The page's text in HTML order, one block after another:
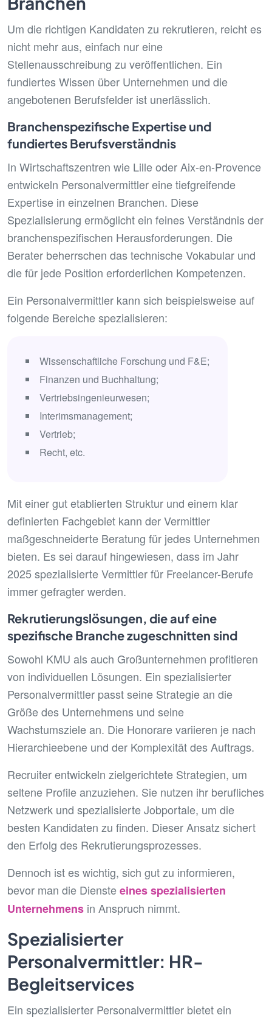
Um die richtigen Kandidaten zu rekrutieren, reicht es
nicht mehr aus, einfach nur eine
Stellenausschreibung zu veröffentlichen. Ein
fundiertes Wissen über Unternehmen und die
angebotenen Berufsfelder ist unerlässlich.
Branchenspezifische Expertise und
fundiertes Berufsverständnis
In Wirtschaftszentren wie Lille oder Aix-en-Provence
entwickeln Personalvermittler eine tiefgreifende
Expertise in einzelnen Branchen. Diese
Spezialisierung ermöglicht ein feines Verständnis der
branchenspezifischen Herausforderungen. Die
Berater beherrschen das technische Vokabular und
die für jede Position erforderlichen Kompetenzen.
Ein Personalvermittler kann sich beispielsweise auf
folgende Bereiche spezialisieren:
Wissenschaftliche Forschung und F&E;
Finanzen und Buchhaltung;
Vertriebsingenieurwesen;
Interimsmanagement;
Vertrieb;
Recht, etc.
Mit einer gut etablierten Struktur und einem klar
definierten Fachgebiet kann der Vermittler
maßgeschneiderte Beratung für jedes Unternehmen
bieten. Es sei darauf hingewiesen, dass im Jahr
2025 spezialisierte Vermittler für Freelancer-Berufe
immer gefragter werden.
Rekrutierungslösungen, die auf eine
spezifische Branche zugeschnitten sind
Sowohl KMU als auch Großunternehmen profitieren
von individuellen Lösungen. Ein spezialisierter
Personalvermittler passt seine Strategie an die
Größe des Unternehmens und seine
Wachstumsziele an. Die Honorare variieren je nach
Hierarchieebene und der Komplexität des Auftrags.
Recruiter entwickeln zielgerichtete Strategien, um
seltene Profile anzuziehen. Sie nutzen ihr berufliches
Netzwerk und spezialisierte Jobportale, um die
besten Kandidaten zu finden. Dieser Ansatz sichert
den Erfolg des Rekrutierungsprozesses.
Dennoch ist es wichtig, sich gut zu informieren,
bevor man die Diensteeines spezialisierten
Unternehmens in Anspruch nimmt.
Spezialisierter
Personalvermittler: HR-
Begleitservices
Ein spezialisierter Personalvermittler bietet ein